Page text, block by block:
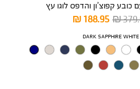
כובע קפוצ’ון והדפס לוגו עץ
מחיר
מוצר
188.95 ₪
צבע
DARK SAPPHIRE WHITE